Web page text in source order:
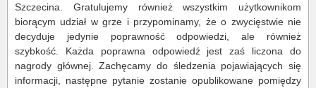
Szczecina. Gratulujemy również wszystkim użytkownikom
biorącym udział w grze i przypominamy, że o zwycięstwie nie
decyduje jedynie poprawność odpowiedzi, ale również
szybkość. Każda poprawna odpowiedź jest zaś liczona do
nagrody głównej. Zachęcamy do śledzenia pojawiających się
informacji, następne pytanie zostanie opublikowane pomiędzy